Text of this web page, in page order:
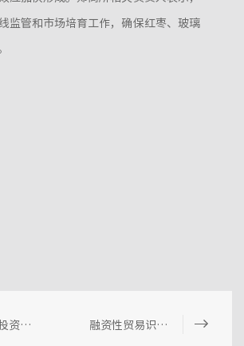
监管和市场培育工作，确保红枣、玻璃
《私募投资基金信息披露和信息报送管理规定（征求意见稿）》要点简评 融资性贸易识别的裁判思路